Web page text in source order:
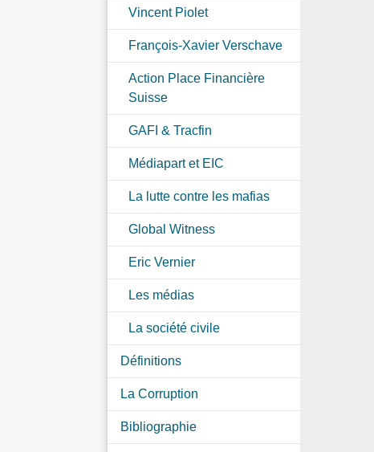
Vincent Piolet
François-Xavier Verschave
Action Place Financière
Suisse
GAFI & Tracfin
Médiapart et EIC
La lutte contre les mafias
Global Witness
Eric Vernier
Les médias
La société civile
Définitions
La Corruption
Bibliographie